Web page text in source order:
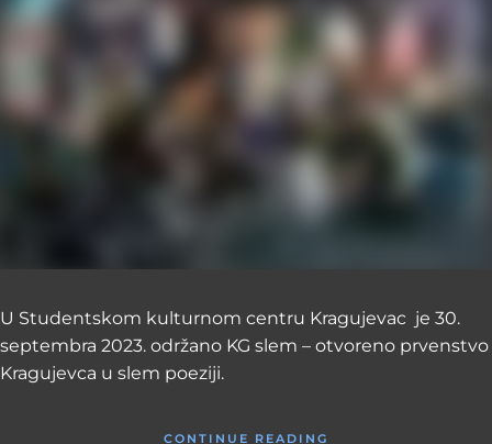
U Studentskom kulturnom centru Kragujevac je 30.
septembra 2023. održano KG slem – otvoreno prvenstvo
Kragujevca u slem poeziji.
CONTINUE READING